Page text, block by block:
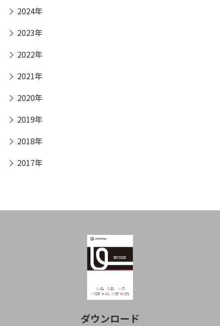
2024年
2023年
2022年
2021年
2020年
2019年
2018年
2017年
ダウンロード